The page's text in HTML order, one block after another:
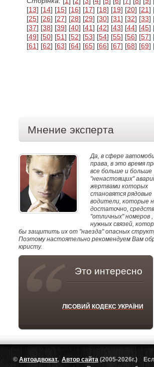
[13] [14] [15] [16] [17] [18] [19] [20] [21]
[25] [26] [27] [28] [29] [30] [31] [32] [33]
[37] [38] [39] [40] [41] [42] [43] [44] [45]
[49] [50] [51] [52] [53] [54] [55] [56] [57]
[61] [62] [63] [64] [65] [66] [67] [68] [69]
Мнение эксперта
Да, в сфере
права, в это время
все больше и больше
"ненастоящих"
жертвами которых
становятся рядовые
водители, которые
достаточно,
"отличных" номеров
нужных связей,
бы защитить их от "наезда" опасных
Поэтому настоятельно рекомендуем Вам
юристу.
Это интересно
ЛІСОВИЙ КОДЕКС УКРАЇНИ
© Автоадвокат, Автор сайта (2005-2026г.)